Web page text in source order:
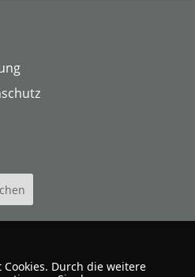
Durch die weitere